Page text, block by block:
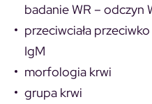
badanieWR – odczyn
przeciwciała
IgM
morfologia krwi
grupa krwi